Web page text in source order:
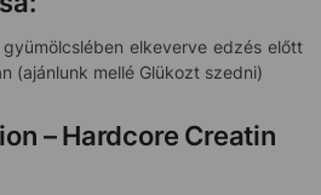
elkeverve edzés előtt
(ajánlunk mellé Glükozt szedni)
– Hardcore Creatin